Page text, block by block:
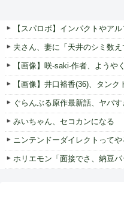
【スパロボ】インパクトやア
夫さん、妻に「天井のシミ数え
【画像】咲-saki-作者、ようや
【画像】井口裕香(36)、タンク
ぐらんぶる原作最新話、ヤバす
みいちゃん、セコカンになる
ニンテンドーダイレクトってや
ホリエモン「面接でさ、納豆パ